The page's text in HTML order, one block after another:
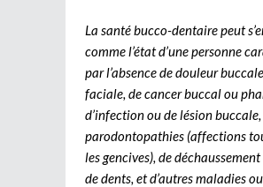
La santé bucco-dentaire peut
comme l’état d’une personne
par l’absence de douleur
faciale, de cancer buccal ou
d’infection ou de lésion
parodontopathies (affections
les gencives), de
de dents, et d’autres maladies